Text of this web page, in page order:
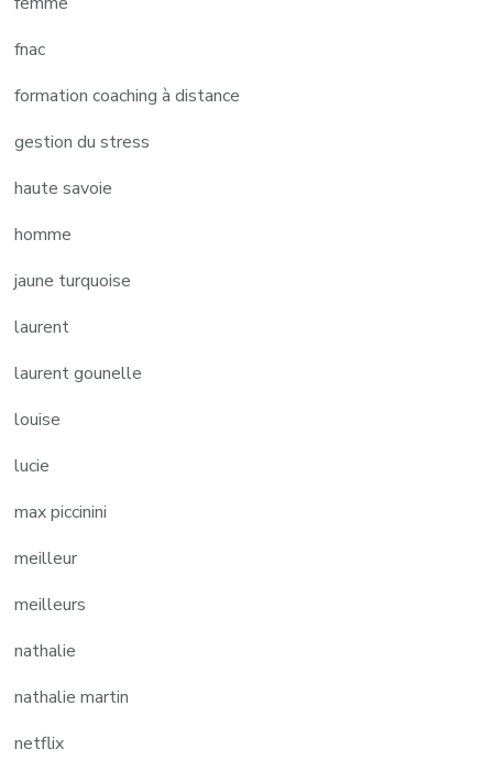
fnac
formation coaching à distance
gestion du stress
haute savoie
homme
jaune turquoise
laurent
laurent gounelle
louise
lucie
max piccinini
meilleur
meilleurs
nathalie
nathalie martin
netflix